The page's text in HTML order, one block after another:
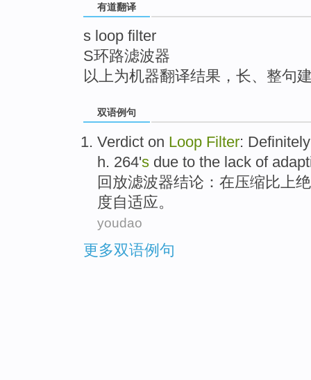
有道翻译
s loop filter
S环路滤波器
以上为机器翻译结果，长、整句
双语例句
Verdict on Loop Filter: Definitely
h. 264's due to the lack of
回放滤波器结论： 在压缩比上
度自适应。
youdao
更多双语例句